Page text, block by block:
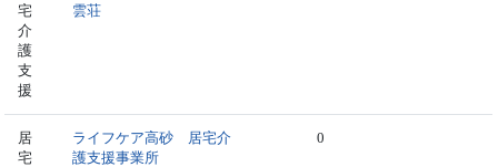
宅
介
護
支
援
雲荘
居
宅
ライフケア高砂 居宅介
護支援事業所
0